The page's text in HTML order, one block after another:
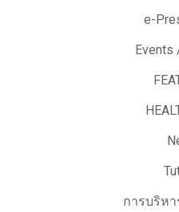
e-
การบริห